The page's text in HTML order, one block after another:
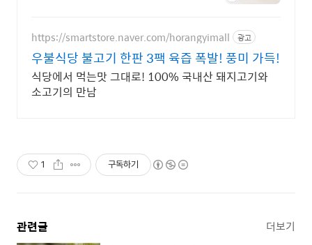
https://smartstore.naver.com/horangyimall 광고
우불식당 불고기 한판 3팩 육즙 폭발! 풍미 가득!
식당에서 먹는맛 그대로! 100% 국내산 돼지고기와
소고기의 만남
1 구독하기
관련글 더보기